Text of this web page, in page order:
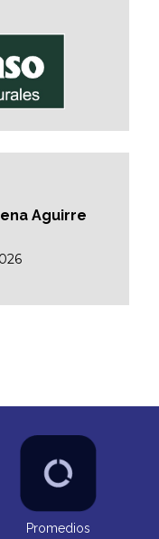
Aguirre
Promedios